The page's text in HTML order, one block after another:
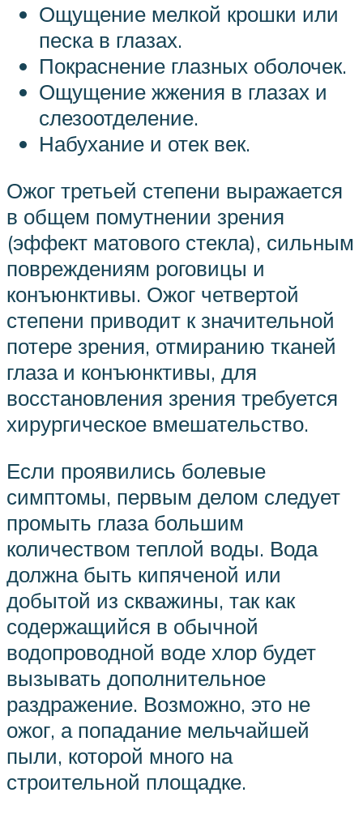
Ощущение мелкой крошки или
песка в глазах.
Покраснение глазных оболочек.
Ощущение жжения в глазах и
слезоотделение.
Набухание и отек век.
Ожог третьей степени выражается
в общем помутнении зрения
(эффект матового стекла), сильным
повреждениям роговицы и
конъюнктивы. Ожог четвертой
степени приводит к значительной
потере зрения, отмиранию тканей
глаза и конъюнктивы, для
восстановления зрения требуется
хирургическое вмешательство.
Если проявились болевые
симптомы, первым делом следует
промыть глаза большим
количеством теплой воды. Вода
должна быть кипяченой или
добытой из скважины, так как
содержащийся в обычной
водопроводной воде хлор будет
вызывать дополнительное
раздражение. Возможно, это не
ожог, а попадание мельчайшей
пыли, которой много на
строительной площадке.